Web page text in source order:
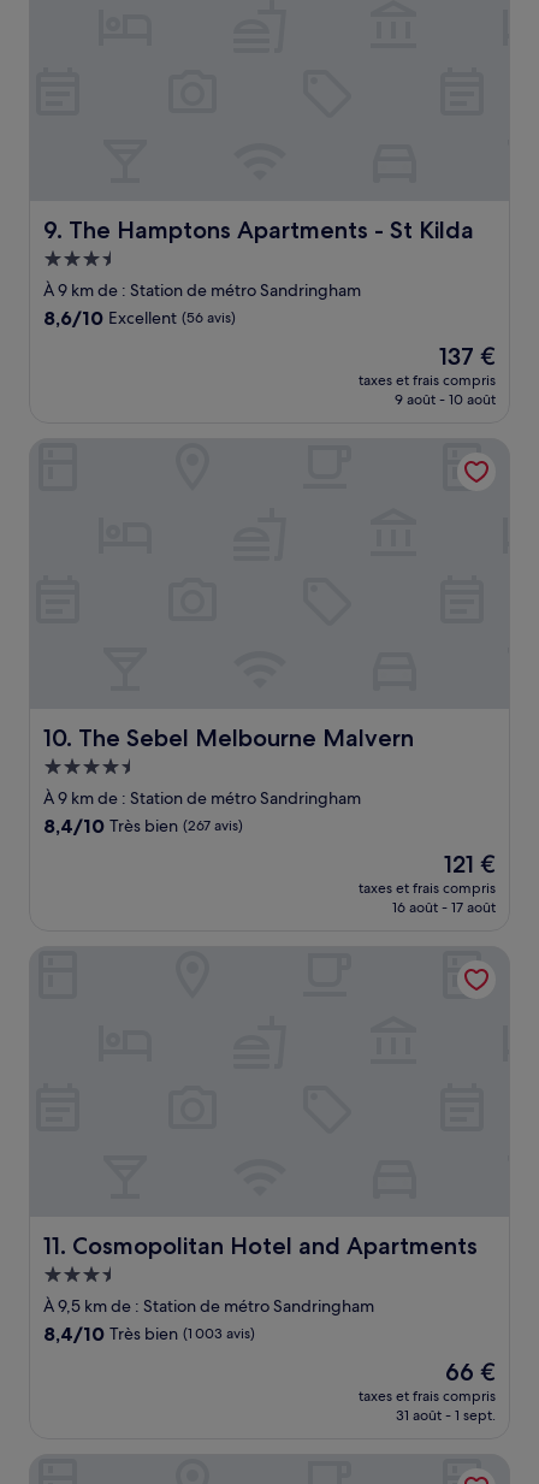
9. The Hamptons Apartments - St Kilda
The Hamptons Apartments - St Kilda
Hébergement
3.5 étoiles
À 9 km de : Station de métro Sandringham
8.6
8,6/10 Excellent (56 avis)
Le
nouveau
prix
de
137 €
137 €
taxes et frais compris
9 août - 10 août
10. The Sebel Melbourne Malvern
The Sebel Melbourne Malvern
Hébergement
4.5 étoiles
À 9 km de : Station de métro Sandringham
8.4
8,4/10 Très bien (267 avis)
Le
nouveau
prix
de
121 €
121 €
taxes et frais compris
16 août - 17 août
11. Cosmopolitan Hotel and Apartments
Cosmopolitan Hotel and Apartments
Hébergement
3.5 étoiles
À 9,5 km de : Station de métro Sandringham
8.4
8,4/10 Très bien (1 003 avis)
Le
nouveau
prix
de
66 €
66 €
taxes et frais compris
31 août - 1 sept.